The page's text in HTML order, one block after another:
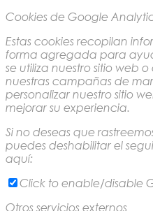
Cookies de Google
Estas cookies recopilan
forma agregada para
se utiliza nuestro sitio web
nuestras campañas de
personalizar nuestro sitio
mejorar su experiencia.
Si no deseas que
puedes deshabilitar el
aquí:
Click to enable/disable
Otros servicios externos